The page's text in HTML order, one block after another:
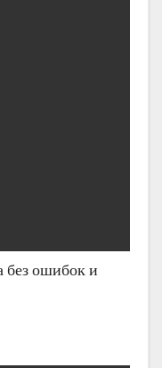
без ошибок и